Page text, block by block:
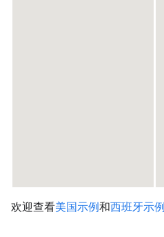
欢迎查看美国示例和西班牙示例